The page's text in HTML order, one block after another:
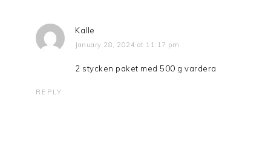
Kalle
January 28, 2024 at 11:17 pm
2 stycken paket med 500 g vardera
REPLY